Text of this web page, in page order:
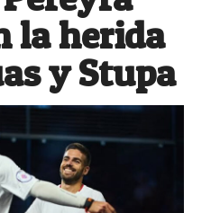
la herida
y Stupa